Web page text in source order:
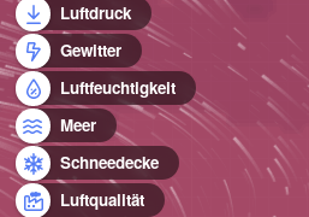
Luftdruck
Gewitter
Luftfeuchtigkeit
Meer
Schneedecke
Luftqualität